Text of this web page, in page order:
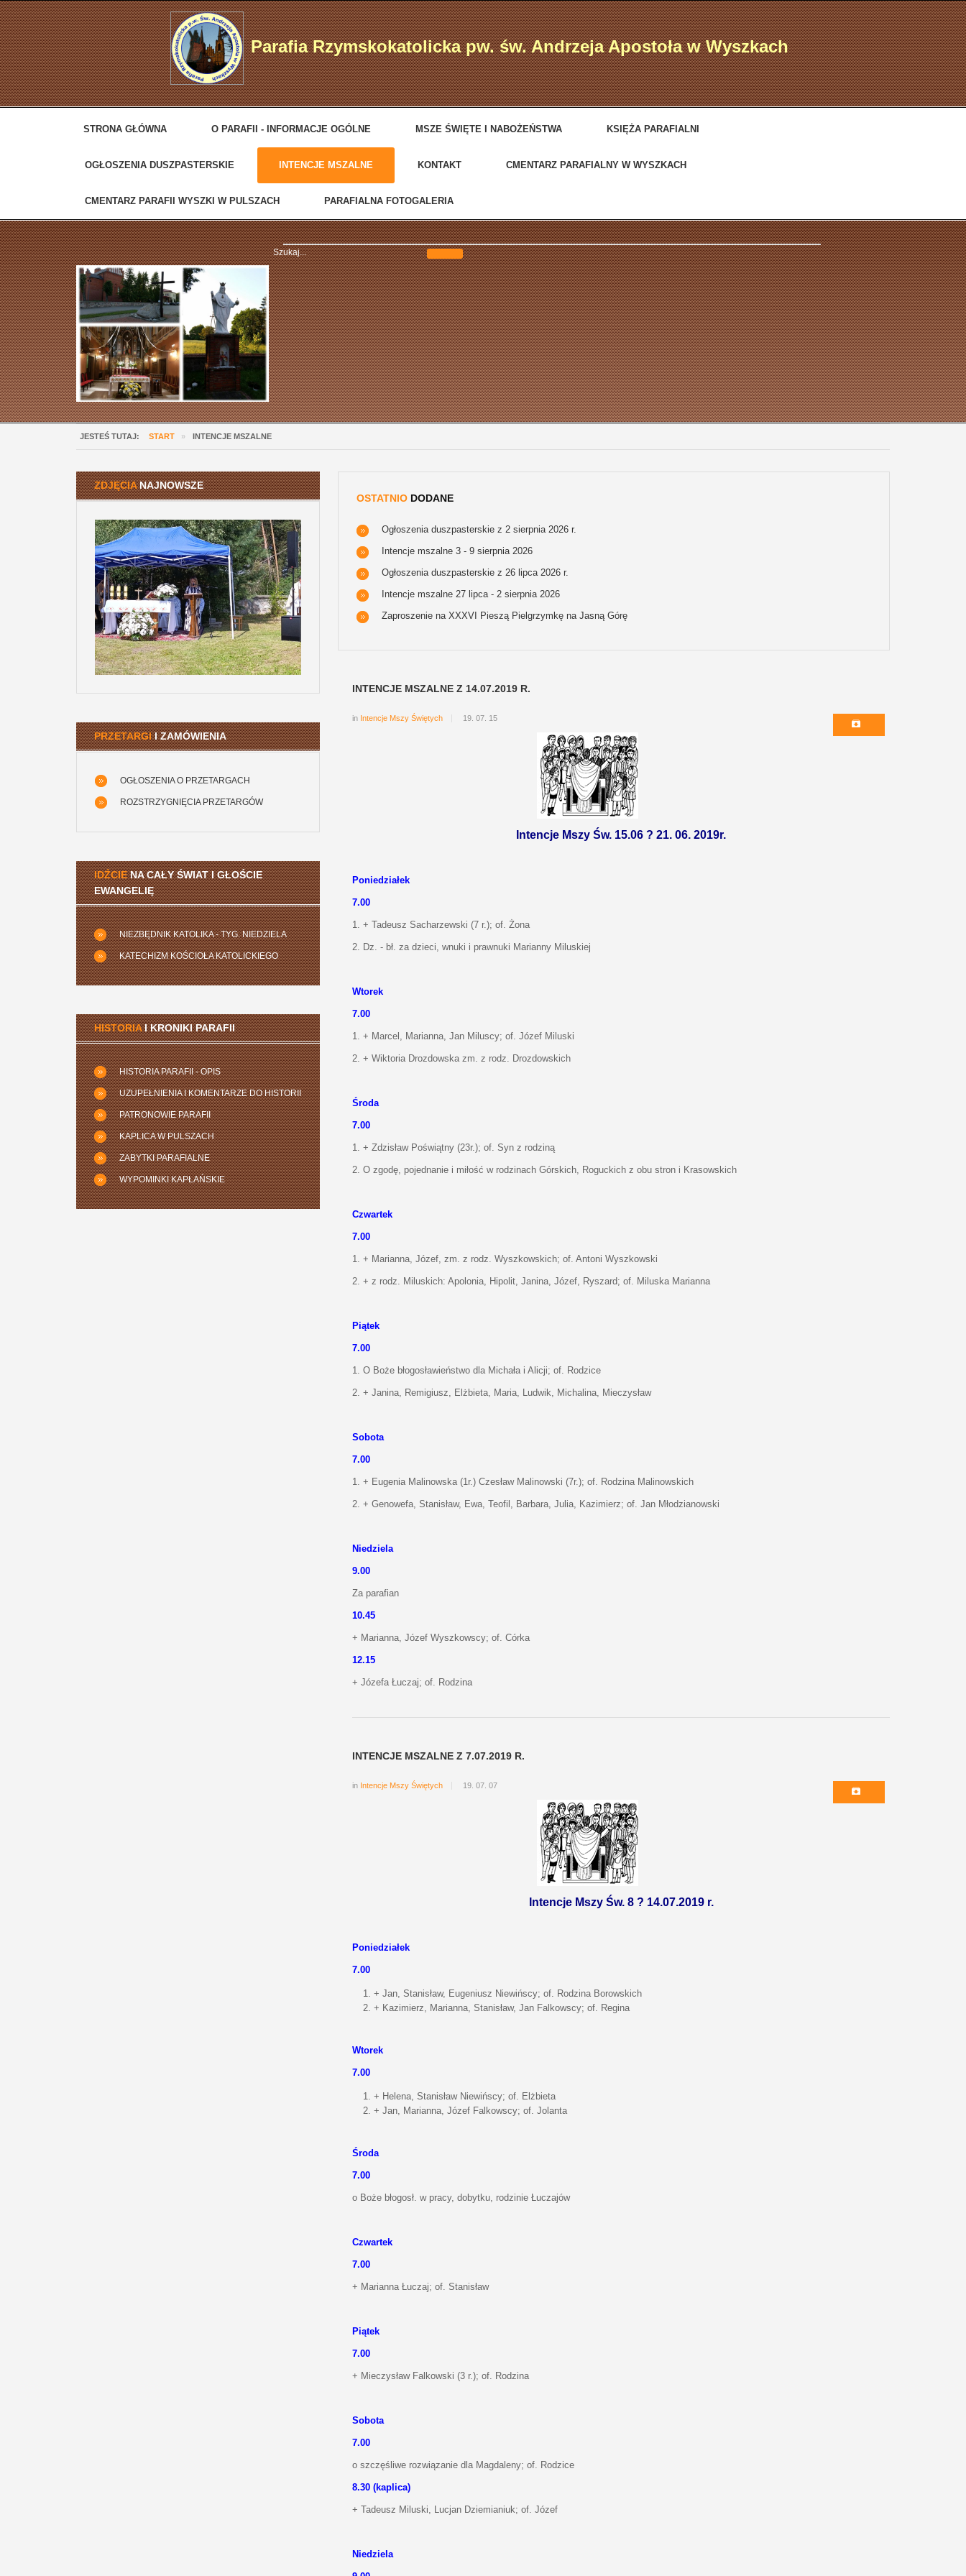
Parafia Rzymskokatolicka pw. św. Andrzeja Apostoła w Wyszkach
STRONA GŁÓWNA O PARAFII - INFORMACJE OGÓLNE MSZE ŚWIĘTE I NABOŻEŃSTWA KSIĘŻA PARAFIALNI
OGŁOSZENIA DUSZPASTERSKIE INTENCJE MSZALNE KONTAKT CMENTARZ PARAFIALNY W WYSZKACH
CMENTARZ PARAFII WYSZKI W PULSZACH PARAFIALNA FOTOGALERIA
JESTEŚ TUTAJ: START » INTENCJE MSZALNE
ZDJĘCIANAJNOWSZE
PRZETARGII ZAMÓWIENIA
OGŁOSZENIA O PRZETARGACH
ROZSTRZYGNIĘCIA PRZETARGÓW
IDŹCIENA CAŁY ŚWIAT I GŁOŚCIE
EWANGELIĘ
NIEZBĘDNIK KATOLIKA - TYG. NIEDZIELA
KATECHIZM KOŚCIOŁA KATOLICKIEGO
HISTORIAI KRONIKI PARAFII
HISTORIA PARAFII - OPIS
UZUPEŁNIENIA I KOMENTARZE DO HISTORII
PATRONOWIE PARAFII
KAPLICA W PULSZACH
ZABYTKI PARAFIALNE
WYPOMINKI KAPŁAŃSKIE
OSTATNIO DODANE
Ogłoszenia duszpasterskie z 2 sierpnia 2026 r.
Intencje mszalne 3 - 9 sierpnia 2026
Ogłoszenia duszpasterskie z 26 lipca 2026 r.
Intencje mszalne 27 lipca - 2 sierpnia 2026
Zaproszenie na XXXVI Pieszą Pielgrzymkę na Jasną Górę
INTENCJE MSZALNE Z 14.07.2019 R.
in Intencje Mszy Świętych 19. 07. 15
Intencje Mszy Św. 15.06 ? 21. 06. 2019r.
Poniedziałek
7.00
1. + Tadeusz Sacharzewski (7 r.); of. Żona
2. Dz. - bł. za dzieci, wnuki i prawnuki Marianny Miluskiej
Wtorek
7.00
1. + Marcel, Marianna, Jan Miluscy; of. Józef Miluski
2. + Wiktoria Drozdowska zm. z rodz. Drozdowskich
Środa
7.00
1. + Zdzisław Poświątny (23r.); of. Syn z rodziną
2. O zgodę, pojednanie i miłość w rodzinach Górskich, Roguckich z obu stron i Krasowskich
Czwartek
7.00
1. + Marianna, Józef, zm. z rodz. Wyszkowskich; of. Antoni Wyszkowski
2. + z rodz. Miluskich: Apolonia, Hipolit, Janina, Józef, Ryszard; of. Miluska Marianna
Piątek
7.00
1. O Boże błogosławieństwo dla Michała i Alicji; of. Rodzice
2. + Janina, Remigiusz, Elżbieta, Maria, Ludwik, Michalina, Mieczysław
Sobota
7.00
1. + Eugenia Malinowska (1r.) Czesław Malinowski (7r.); of. Rodzina Malinowskich
2. + Genowefa, Stanisław, Ewa, Teofil, Barbara, Julia, Kazimierz; of. Jan Młodzianowski
Niedziela
9.00
Za parafian
10.45
+ Marianna, Józef Wyszkowscy; of. Córka
12.15
+ Józefa Łuczaj; of. Rodzina
INTENCJE MSZALNE Z 7.07.2019 R.
in Intencje Mszy Świętych 19. 07. 07
Intencje Mszy Św. 8 ? 14.07.2019 r.
Poniedziałek
7.00
+ Jan, Stanisław, Eugeniusz Niewińscy; of. Rodzina Borowskich
+ Kazimierz, Marianna, Stanisław, Jan Falkowscy; of. Regina
Wtorek
7.00
+ Helena, Stanisław Niewińscy; of. Elżbieta
+ Jan, Marianna, Józef Falkowscy; of. Jolanta
Środa
7.00
o Boże błogosł. w pracy, dobytku, rodzinie Łuczajów
Czwartek
7.00
+ Marianna Łuczaj; of. Stanisław
Piątek
7.00
+ Mieczysław Falkowski (3 r.); of. Rodzina
Sobota
7.00
o szczęśliwe rozwiązanie dla Magdaleny; of. Rodzice
8.30 (kaplica)
+ Tadeusz Miluski, Lucjan Dziemianiuk; of. Józef
Niedziela